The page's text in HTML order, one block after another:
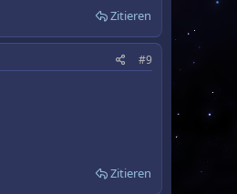
Zitieren
#9
Zitieren